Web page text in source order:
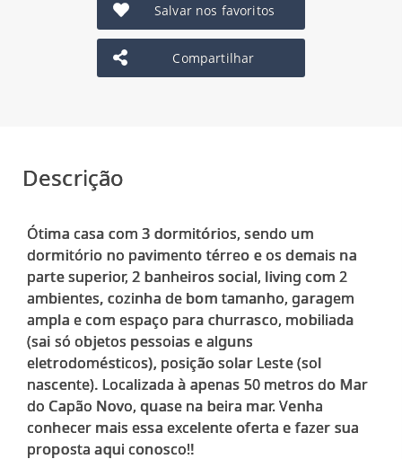
Salvar nos favoritos
Compartilhar
Descrição
Ótima casa com 3 dormitórios, sendo um
dormitório no pavimento térreo e os demais na
parte superior, 2 banheiros social, living com 2
ambientes, cozinha de bom tamanho, garagem
ampla e com espaço para churrasco, mobiliada
(sai só objetos pessoias e alguns
eletrodomésticos), posição solar Leste (sol
nascente). Localizada à apenas 50 metros do Mar
do Capão Novo, quase na beira mar. Venha
conhecer mais essa excelente oferta e fazer sua